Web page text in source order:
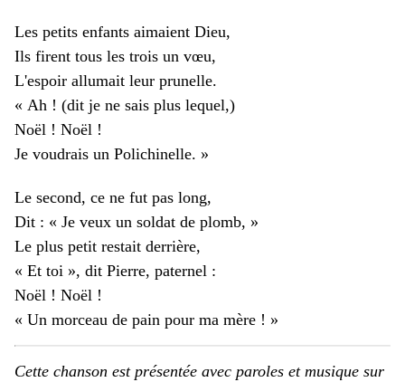
Les petits enfants aimaient Dieu,
Ils firent tous les trois un vœu,
L'espoir allumait leur prunelle.
« Ah ! (dit je ne sais plus lequel,)
Noël ! Noël !
Je voudrais un Polichinelle. »
Le second, ce ne fut pas long,
Dit : « Je veux un soldat de plomb, »
Le plus petit restait derrière,
« Et toi », dit Pierre, paternel :
Noël ! Noël !
« Un morceau de pain pour ma mère ! »
Cette chanson est présentée avec paroles et musique sur